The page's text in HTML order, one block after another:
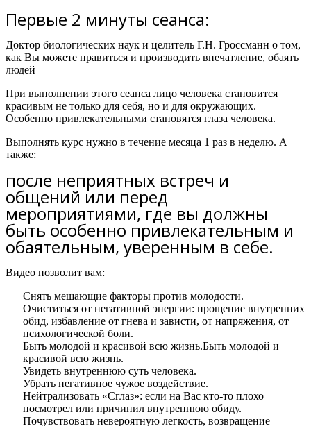
Первые 2 минуты сеанса:
Доктор биологических наук и целитель Г.Н. Гроссманн о том,
как Вы можете нравиться и производить впечатление, обаять
людей
При выполнении этого сеанса лицо человека становится
красивым не только для себя, но и для окружающих.
Особенно привлекательными становятся глаза человека.
Выполнять курс нужно в течение месяца 1 раз в неделю. А
также:
после неприятных встреч и
общений или перед
мероприятиями, где вы должны
быть особенно привлекательным и
обаятельным, уверенным в себе.
Видео позволит вам:
Снять мешающие факторы против молодости.
Очиститься от негативной энергии: прощение внутренних
обид, избавление от гнева и зависти, от напряжения, от
психологической боли.
Быть молодой и красивой всю жизнь.Быть молодой и
красивой всю жизнь.
Увидеть внутреннюю суть человека.
Убрать негативное чужое воздействие.
Нейтрализовать «Сглаз»: если на Вас кто-то плохо
посмотрел или причинил внутреннюю обиду.
Почувствовать невероятную легкость, возвращение